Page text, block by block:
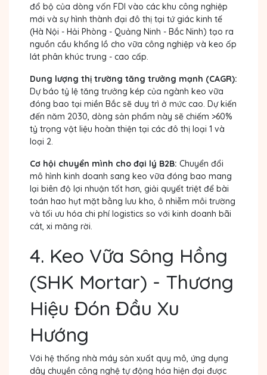
đổ bộ của dòng vốn FDI vào các khu công nghiệp
mới và sự hình thành đại đô thị tại tứ giác kinh tế
(Hà Nội - Hải Phòng - Quảng Ninh - Bắc Ninh) tạo ra
nguồn cầu khổng lồ cho vữa công nghiệp và keo ốp
lát phân khúc trung - cao cấp.
Dung lượng thị trường tăng trưởng mạnh (CAGR):
Dự báo tỷ lệ tăng trưởng kép của ngành keo vữa
đóng bao tại miền Bắc sẽ duy trì ở mức cao. Dự kiến
đến năm 2030, dòng sản phẩm này sẽ chiếm >60%
tỷ trọng vật liệu hoàn thiện tại các đô thị loại 1 và
loại 2.
Cơ hội chuyển mình cho đại lý B2B: Chuyển đổi
mô hình kinh doanh sang keo vữa đóng bao mang
lại biên độ lợi nhuận tốt hơn, giải quyết triệt để bài
toán hao hụt mặt bằng lưu kho, ô nhiễm môi trường
và tối ưu hóa chi phí logistics so với kinh doanh bãi
cát, xi măng rời.
4. Keo Vữa Sông Hồng
(SHK Mortar) - Thương
Hiệu Đón Đầu Xu
Hướng
Với hệ thống nhà máy sản xuất quy mô, ứng dụng
dây chuyền công nghệ tự động hóa hiện đại được